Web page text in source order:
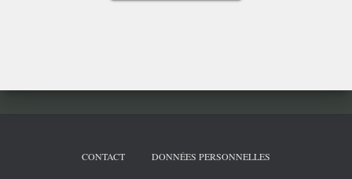
CONTACT DONNÉES PERSONNELLES